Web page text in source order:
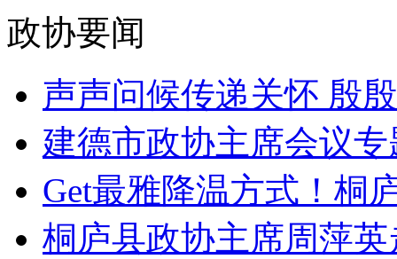
政协要闻
声声问候传递关怀 殷
建德市政协主席会议
Get最雅降温方式！桐
桐庐县政协主席周萍